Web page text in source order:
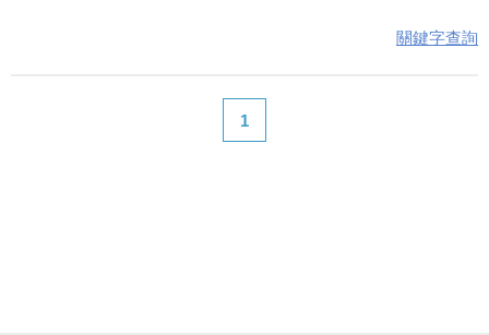
關鍵字查詢
1